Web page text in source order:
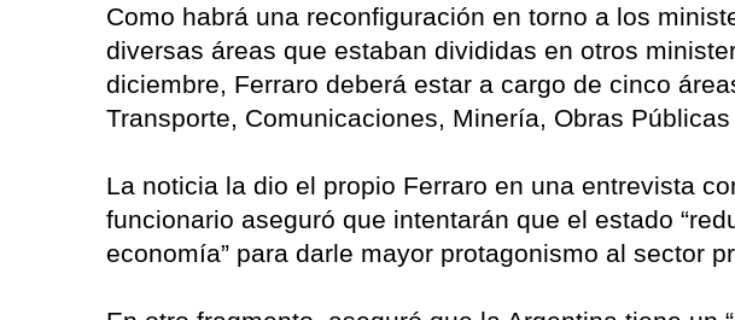
Como habrá una reconfiguración en torno a los
diversas áreas que estaban divididas en otros
diciembre, Ferraro deberá estar a cargo de cinco
Transporte, Comunicaciones, Minería, Obras
La noticia la dio el propio Ferraro en una entrevista
funcionario aseguró que intentarán que el estado
economía” para darle mayor protagonismo al sector